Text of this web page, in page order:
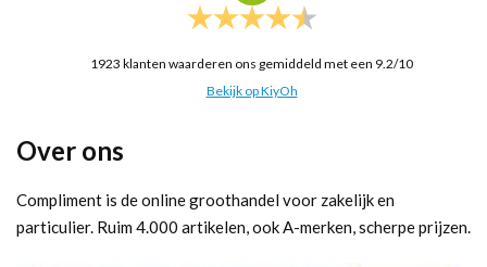
1923 klanten waarderen ons gemiddeld met een 9.2/10
Bekijk op KiyOh
Over ons
Compliment is de online groothandel voor zakelijk en
particulier. Ruim 4.000 artikelen, ook A-merken, scherpe prijzen.